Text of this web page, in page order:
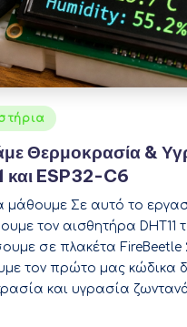
Θερμοκρασία &
και ESP32-C6
μάθουμε Σε αυτό το
τον αισθητήρα DHT11
σε πλακέτα FireBeetle
τον πρώτο μας κώδικα
και υγρασία